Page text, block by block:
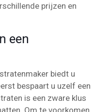
prijzen en
een
biedt u
bespaart u uzelf een
is een zware klus
Om te voorkomen